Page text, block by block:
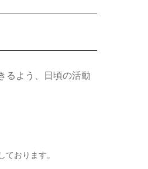
るよう、日頃の活動
しております。